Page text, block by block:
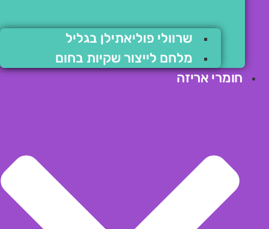
שרוולי פוליאתילן בגליל
מלחם לייצור שקיות בחום
חומרי אריזה